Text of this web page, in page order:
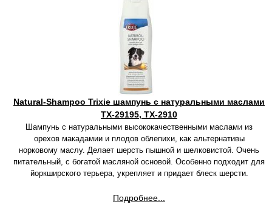
Natural-Shampoo Trixie шампунь с натуральными маслами
TX-29195, TX-2910
Шампунь с натуральными высококачественными маслами из
орехов макадамии и плодов облепихи, как альтернативы
норковому маслу. Делает шерсть пышной и шелковистой. Очень
питательный, с богатой масляной основой. Особенно подходит для
йоркширского терьера, укрепляет и придает блеск шерсти.
Подробнее...